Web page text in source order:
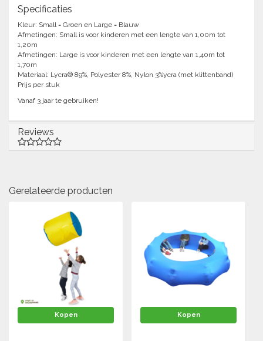
Specificaties
Kleur: Small = Groen en Large = Blauw
Afmetingen: Small is voor kinderen met een lengte van 1,00m tot
1,20m
Afmetingen: Large is voor kinderen met een lengte van 1,40m tot
1,70m
Materiaal: Lycra® 89%, Polyester 8%, Nylon 3%ycra (met klittenband)
Prijs per stuk
Vanaf 3 jaar te gebruiken!
Reviews
Gerelateerde producten
Kopen Kopen